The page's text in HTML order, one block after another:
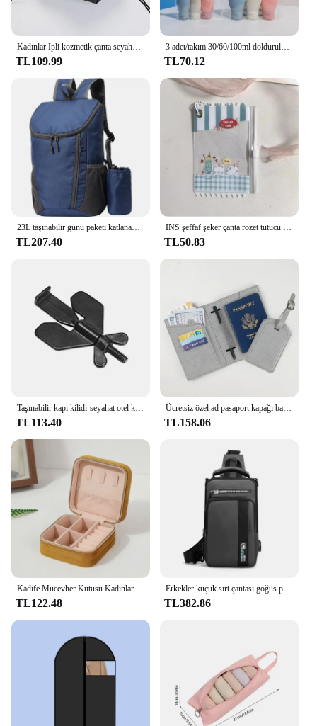
Kadınlar İpli kozmetik çanta seyahat depolama makyaj çanta düzenleyici kadın makyaj kılıfı taşınabilir su geçirmez tuvalet güzellik durumda
TL109.99
3 adet/takım 30/60/100ml doldurulabilir şişeler silikon yumuşak sıkılabilir tüp losyon kabı boş şişe taşınabilir seyahat şampuan aracı
TL70.12
23L taşınabilir günü paketi katlanabilir sırt çantası katlanır dağcılık çantası Ultralight açık bisiklet sırt çantası seyahat sırt çantası yürüyüş Devam et Portable spor bilgisayar deposu Deri çantası Su tekrarlığı
TL207.40
INS şeffaf şeker çanta rozet tutucu kore fotoğraf kart tutucu ekran çantası kolye Idol fotoğraf kartı koruyucu kapak kart tutucu
TL50.83
Taşınabilir kapı kilidi-seyahat otel kilidi, herhangi bir kapı için gizlilik kapı kilidi, ev güvenlik için anti-hırsızlık kapı durdurucu
TL113.40
Ücretsiz özel ad pasaport kapağı bagaj etiketi Set moda Saffiano PU deri bilet pasaport tutucu kişiselleştirin seyahat çanta
TL158.06
TL122.48
Erkekler küçük sırt çantası göğüs paketi ile omuzdan askili çanta USB şarj portu seyahat erkek su geçirmez naylon Sling Messenger çapraz vücut çanta
TL382.86